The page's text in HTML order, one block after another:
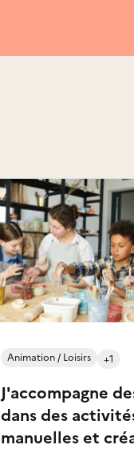
J'accompagne
dans des
manuelles et
Animation / Loisirs +1